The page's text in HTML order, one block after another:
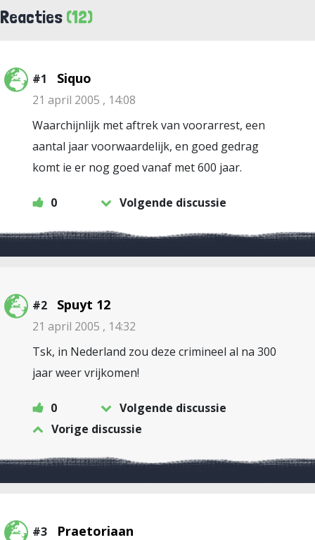
Reacties (12)
#1 Siquo
21 april 2005 , 14:08
Waarchijnlijk met aftrek van voorarrest, een
aantal jaar voorwaardelijk, en goed gedrag
komt ie er nog goed vanaf met 600 jaar.
0 Volgende discussie
#2 Spuyt 12
21 april 2005 , 14:32
Tsk, in Nederland zou deze crimineel al na 300
jaar weer vrijkomen!
0
Volgende discussie
Vorige discussie
#3 Praetoriaan